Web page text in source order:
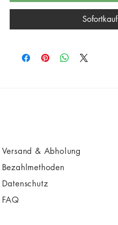
Sofortkauf
Versand & Abholung
Bezahlmethoden
Datenschutz
FAQ